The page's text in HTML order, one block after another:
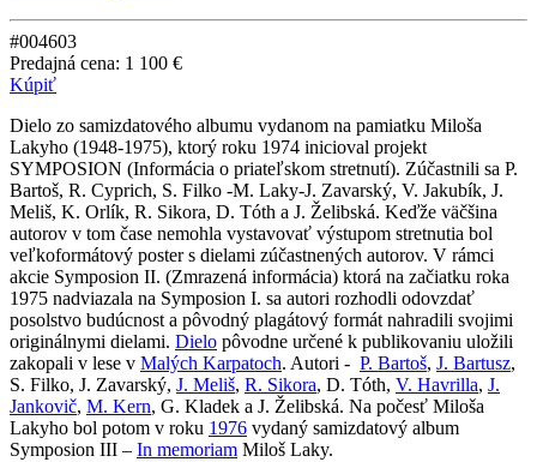
#004603
Predajná cena: 1 100 €
Kúpiť
Dielo zo samizdatového albumu vydanom na pamiatku Miloša
Lakyho (1948-1975), ktorý roku 1974 inicioval projekt
SYMPOSION (Informácia o priateľskom stretnutí). Zúčastnili sa P.
Bartoš, R. Cyprich, S. Filko -M. Laky-J. Zavarský, V. Jakubík, J.
Meliš, K. Orlík, R. Sikora, D. Tóth a J. Želibská. Keďže väčšina
autorov v tom čase nemohla vystavovať výstupom stretnutia bol
veľkoformátový poster s dielami zúčastnených autorov. V rámci
akcie Symposion II. (Zmrazená informácia) ktorá na začiatku roka
1975 nadviazala na Symposion I. sa autori rozhodli odovzdať
posolstvo budúcnost a pôvodný plagátový formát nahradili svojimi
originálnymi dielami. Dielo pôvodne určené k publikovaniu uložili
zakopali v lese v Malých Karpatoch. Autori - P. Bartoš, J. Bartusz,
S. Filko, J. Zavarský, J. Meliš, R. Sikora, D. Tóth, V. Havrilla, J.
Jankovič, M. Kern, G. Kladek a J. Želibská. Na počesť Miloša
Lakyho bol potom v roku 1976 vydaný samizdatový album
Symposion III – In memoriam Miloš Laky.